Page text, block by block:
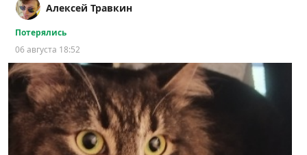
Алексей Травкин
Потерялись
06 августа 18:52